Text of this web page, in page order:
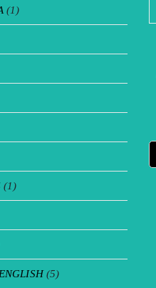
(1)
(1)
(5)